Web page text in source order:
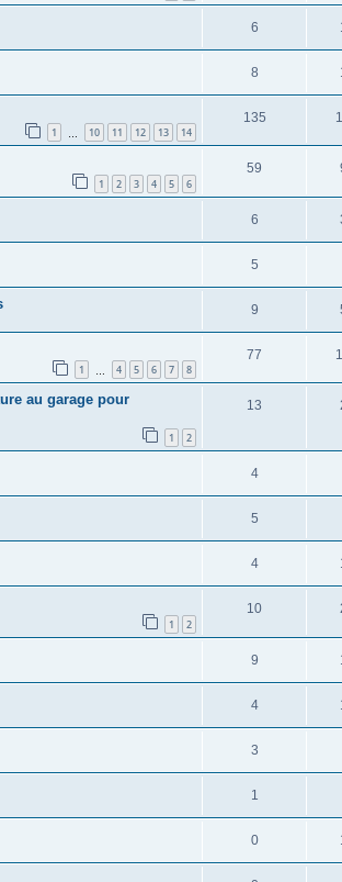
6
8
1 10 11 12 13 14
135
1 2 3 4 5 6
59
6
5
9
1 4 5 6 7 8
77
au garage pour
1 2
13
4
5
4
1 2
10
9
4
3
1
0